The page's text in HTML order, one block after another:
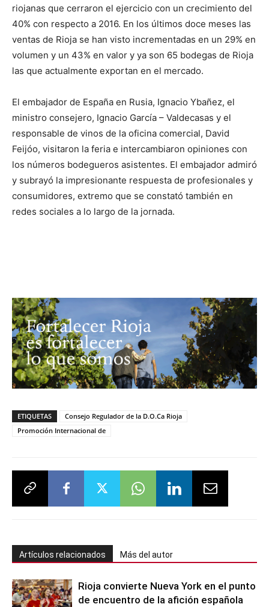
riojanas que cerraron el ejercicio con un crecimiento del
40% con respecto a 2016. En los últimos doce meses las
ventas de Rioja se han visto incrementadas en un 29% en
volumen y un 43% en valor y ya son 65 bodegas de Rioja
las que actualmente exportan en el mercado.
El embajador de España en Rusia, Ignacio Ybañez, el
ministro consejero, Ignacio García – Valdecasas y el
responsable de vinos de la oficina comercial, David
Feijóo, visitaron la feria e intercambiaron opiniones con
los números bodegueros asistentes. El embajador admiró
y subrayó la impresionante respuesta de profesionales y
consumidores, extremo que se constató también en
redes sociales a lo largo de la jornada.
ETIQUETAS
Consejo Regulador de la D.O.Ca Rioja
Promoción Internacional de
Artículos relacionados Más del autor
Rioja convierte Nueva York en el punto
de encuentro de la afición española